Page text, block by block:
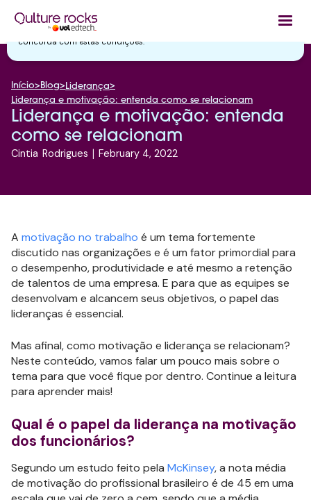
Utilizamos cookies essenciais e tecnologias semelhantes de acordo
com a nossaPolítica de Privacidade
concorda com estas condições.
Início> Blog> Liderança>
Liderança e motivação: entenda como se relacionam
Liderança e motivação: entenda
como se relacionam
Cintia Rodrigues | February 4, 2022
A motivação no trabalho é um tema fortemente
discutido nas organizações e é um fator primordial para
o desempenho, produtividade e até mesmo a retenção
de talentos de uma empresa. E para que as equipes se
desenvolvam e alcancem seus objetivos, o papel das
lideranças é essencial.
Mas afinal, como motivação e liderança se relacionam?
Neste conteúdo, vamos falar um pouco mais sobre o
tema para que você fique por dentro. Continue a leitura
para aprender mais!
Qual é o papel da liderança na motivação
dos funcionários?
Segundo um estudo feito pela McKinsey, a nota média
de motivação do profissional brasileiro é de 45 em uma